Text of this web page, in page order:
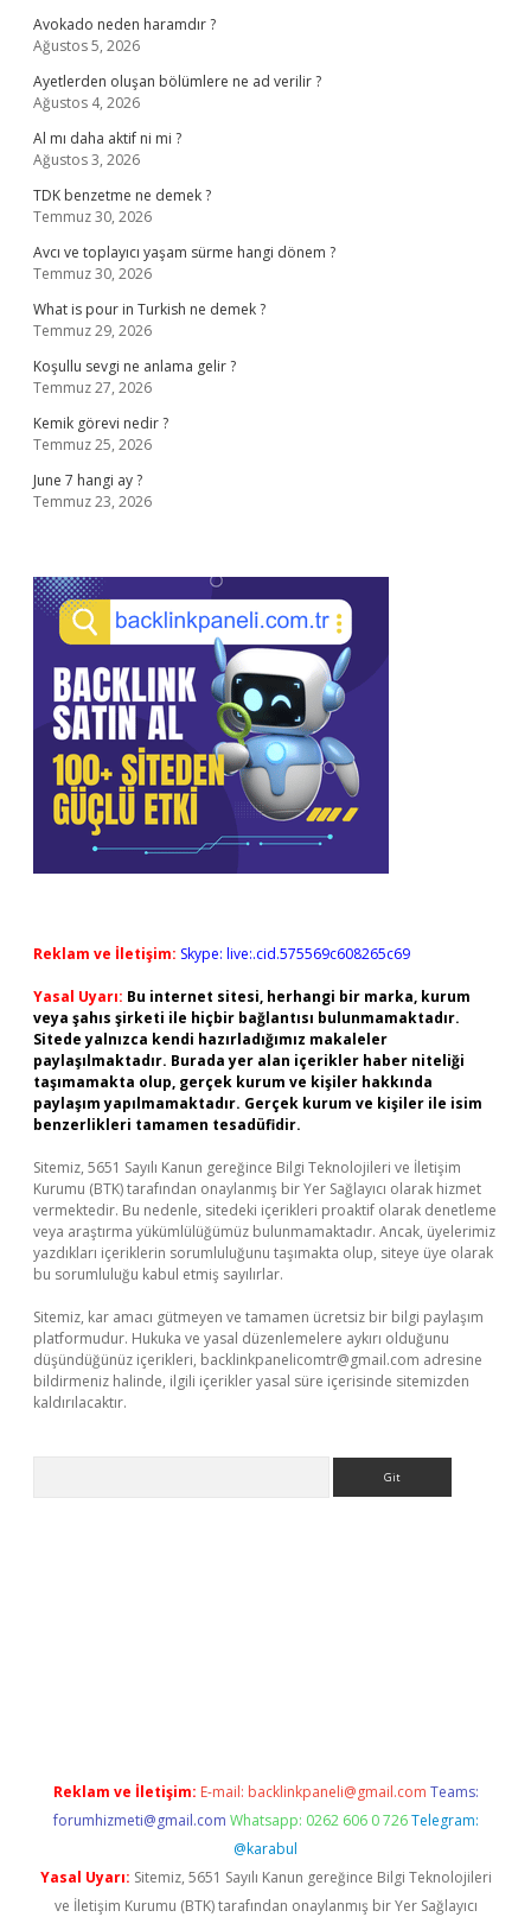
Avokado neden haramdır ?
Ağustos 5, 2026
Ayetlerden oluşan bölümlere ne ad verilir ?
Ağustos 4, 2026
Al mı daha aktif ni mi ?
Ağustos 3, 2026
TDK benzetme ne demek ?
Temmuz 30, 2026
Avcı ve toplayıcı yaşam sürme hangi dönem ?
Temmuz 30, 2026
What is pour in Turkish ne demek ?
Temmuz 29, 2026
Koşullu sevgi ne anlama gelir ?
Temmuz 27, 2026
Kemik görevi nedir ?
Temmuz 25, 2026
June 7 hangi ay ?
Temmuz 23, 2026
Reklam ve İletişim: Skype: live:.cid.575569c608265c69
Yasal Uyarı: Bu internet sitesi, herhangi bir marka, kurum
veya şahıs şirketi ile hiçbir bağlantısı bulunmamaktadır.
Sitede yalnızca kendi hazırladığımız makaleler
paylaşılmaktadır. Burada yer alan içerikler haber niteliği
taşımamakta olup, gerçek kurum ve kişiler hakkında
paylaşım yapılmamaktadır. Gerçek kurum ve kişiler ile isim
benzerlikleri tamamen tesadüfidir.
Sitemiz, 5651 Sayılı Kanun gereğince Bilgi Teknolojileri ve İletişim
Kurumu (BTK) tarafından onaylanmış bir Yer Sağlayıcı olarak hizmet
vermektedir. Bu nedenle, sitedeki içerikleri proaktif olarak denetleme
veya araştırma yükümlülüğümüz bulunmamaktadır. Ancak, üyelerimiz
yazdıkları içeriklerin sorumluluğunu taşımakta olup, siteye üye olarak
bu sorumluluğu kabul etmiş sayılırlar.
Sitemiz, kar amacı gütmeyen ve tamamen ücretsiz bir bilgi paylaşım
platformudur. Hukuka ve yasal düzenlemelere aykırı olduğunu
düşündüğünüz içerikleri, backlinkpanelicomtr@gmail.com adresine
bildirmeniz halinde, ilgili içerikler yasal süre içerisinde sitemizden
kaldırılacaktır.
Reklam ve İletişim: E-mail: backlinkpaneli@gmail.com Teams:
forumhizmeti@gmail.com Whatsapp: 0262 606 0 726 Telegram:
@karabul
Yasal Uyarı: Sitemiz, 5651 Sayılı Kanun gereğince Bilgi Teknolojileri
ve İletişim Kurumu (BTK) tarafından onaylanmış bir Yer Sağlayıcı